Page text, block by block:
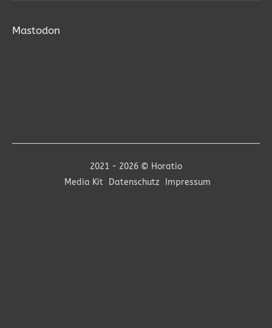
Mastodon
2021 - 2026 © Horatio
Media Kit
Datenschutz Impressum